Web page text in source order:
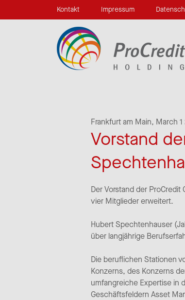
Kontakt Impressum
Frankfurt am Main, March
Vorstand
Der Vorstand der ProCredit
vier Mitglieder erweitert.
Hubert Spechtenhauser
über langjährige
Die beruflichen Stationen
Konzerns, des Konzerns
umfangreiche Expertise in
Geschäftsfeldern Asset